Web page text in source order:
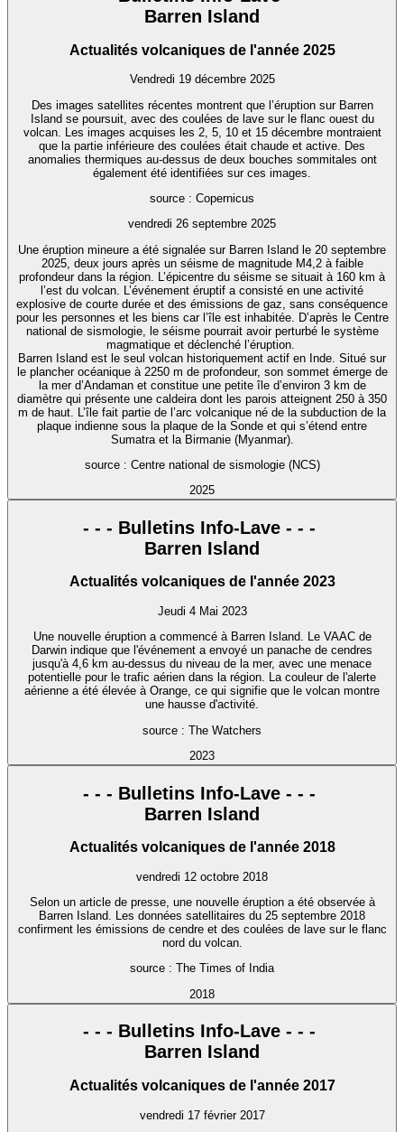
Barren Island
Actualités volcaniques de l'année 2025
Vendredi 19 décembre 2025
Des images satellites récentes montrent que l’éruption sur Barren
Island se poursuit, avec des coulées de lave sur le flanc ouest du
volcan. Les images acquises les 2, 5, 10 et 15 décembre montraient
que la partie inférieure des coulées était chaude et active. Des
anomalies thermiques au-dessus de deux bouches sommitales ont
également été identifiées sur ces images.
source : Copernicus
vendredi 26 septembre 2025
Une éruption mineure a été signalée sur Barren Island le 20 septembre
2025, deux jours après un séisme de magnitude M4,2 à faible
profondeur dans la région. L’épicentre du séisme se situait à 160 km à
l’est du volcan. L’événement éruptif a consisté en une activité
explosive de courte durée et des émissions de gaz, sans conséquence
pour les personnes et les biens car l’île est inhabitée. D’après le Centre
national de sismologie, le séisme pourrait avoir perturbé le système
magmatique et déclenché l’éruption.
Barren Island est le seul volcan historiquement actif en Inde. Situé sur
le plancher océanique à 2250 m de profondeur, son sommet émerge de
la mer d’Andaman et constitue une petite île d’environ 3 km de
diamètre qui présente une caldeira dont les parois atteignent 250 à 350
m de haut. L’île fait partie de l’arc volcanique né de la subduction de la
plaque indienne sous la plaque de la Sonde et qui s’étend entre
Sumatra et la Birmanie (Myanmar).
source : Centre national de sismologie (NCS)
2025
- - - Bulletins Info-Lave - - -
Barren Island
Actualités volcaniques de l'année 2023
Jeudi 4 Mai 2023
Une nouvelle éruption a commencé à Barren Island. Le VAAC de
Darwin indique que l'événement a envoyé un panache de cendres
jusqu'à 4,6 km au-dessus du niveau de la mer, avec une menace
potentielle pour le trafic aérien dans la région. La couleur de l'alerte
aérienne a été élevée à Orange, ce qui signifie que le volcan montre
une hausse d'activité.
source : The Watchers
2023
- - - Bulletins Info-Lave - - -
Barren Island
Actualités volcaniques de l'année 2018
vendredi 12 octobre 2018
Selon un article de presse, une nouvelle éruption a été observée à
Barren Island. Les données satellitaires du 25 septembre 2018
confirment les émissions de cendre et des coulées de lave sur le flanc
nord du volcan.
source : The Times of India
2018
- - - Bulletins Info-Lave - - -
Barren Island
Actualités volcaniques de l'année 2017
vendredi 17 février 2017